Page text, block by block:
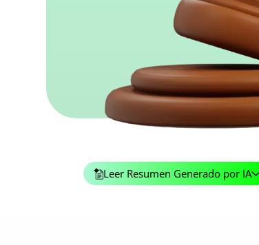
Leer Resumen Generado por IA